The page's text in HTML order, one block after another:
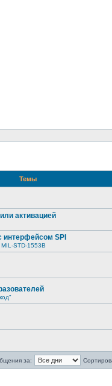
Темы
активацией
интерфейсом SPI
STD-1553B
за: